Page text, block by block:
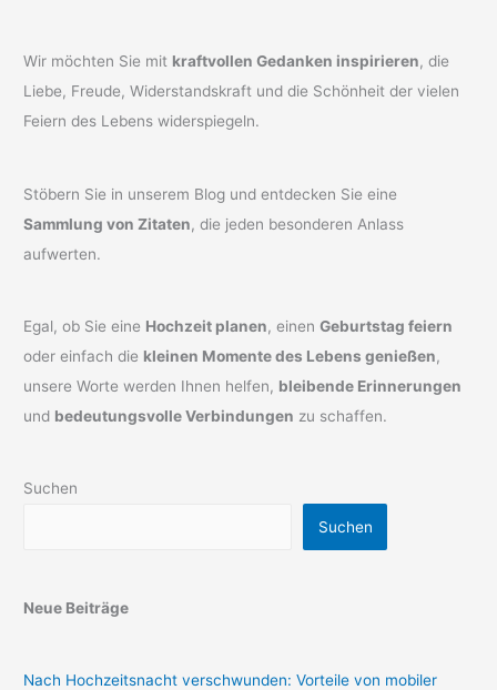
Wir möchten Sie mit kraftvollen Gedanken inspirieren, die
Liebe, Freude, Widerstandskraft und die Schönheit der vielen
Feiern des Lebens widerspiegeln.
Stöbern Sie in unserem Blog und entdecken Sie eine
Sammlung von Zitaten, die jeden besonderen Anlass
aufwerten.
Egal, ob Sie eine Hochzeit planen, einenGeburtstag feiern
oder einfach die kleinen Momente des Lebens genießen,
unsere Worte werden Ihnen helfen, bleibende Erinnerungen
und bedeutungsvolle Verbindungen zu schaffen.
Suchen
Suchen
Neue Beiträge
Nach Hochzeitsnacht verschwunden: Vorteile von mobiler